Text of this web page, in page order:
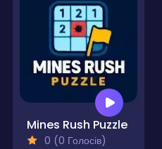
Mines Rush Puzzle
0 (0 Голосів)